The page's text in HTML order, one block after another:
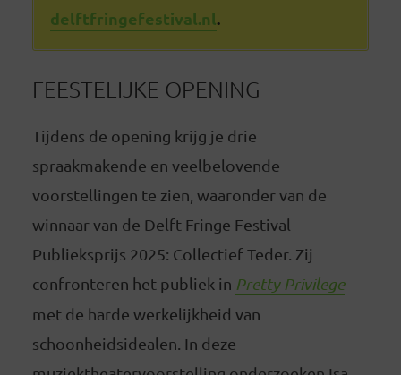
delftfringefestival.nl.
FEESTELIJKE OPENING
Tijdens de opening krijg je drie
spraakmakende en veelbelovende
voorstellingen te zien, waaronder van de
winnaar van de Delft Fringe Festival
Publieksprijs 2025: Collectief Teder. Zij
confronteren het publiek in Pretty Privilege
met de harde werkelijkheid van
schoonheidsidealen. In deze